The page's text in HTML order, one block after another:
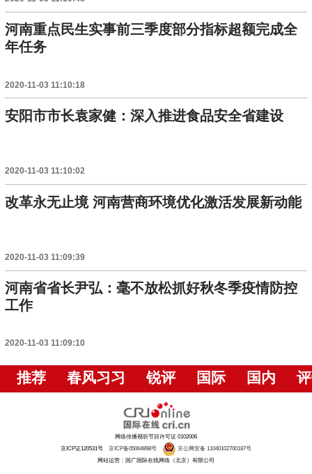
河南重点民生实事前三季度部分指标超额完成全
年任务
2020-11-03 11:10:18
安阳市市长袁家健：深入推进食品安全省建设
2020-11-03 11:10:02
改革永无止境 河南营商环境优化激活发展新动能
2020-11-03 11:09:39
河南省省长尹弘：毫不放松抓好秋冬季疫情防控
工作
2020-11-03 11:09:10
推荐 春风习习 锐评 国际 国内
网络传播视听节目许可证 0102006
京ICP证120531号 京ICP备05064898号
京公网安备 11040102700187号
网站运营：国广国际在线网络（北京）有限公司